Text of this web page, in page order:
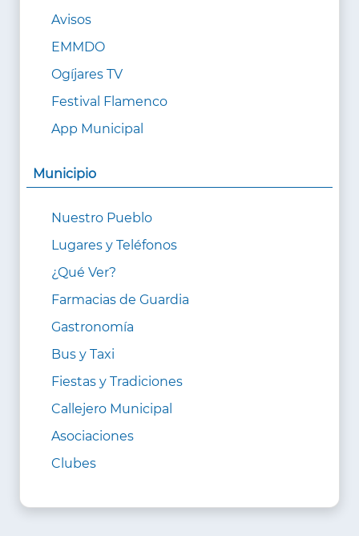
Avisos
EMMDO
Ogíjares TV
Festival Flamenco
App Municipal
Municipio
Nuestro Pueblo
Lugares y Teléfonos
¿Qué Ver?
Farmacias de Guardia
Gastronomía
Bus y Taxi
Fiestas y Tradiciones
Callejero Municipal
Asociaciones
Clubes